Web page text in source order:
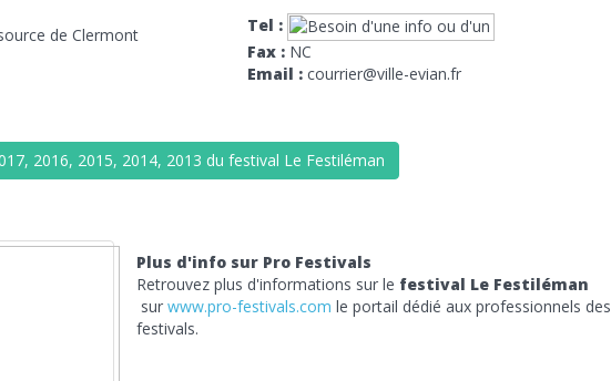
de Clermont
Tel :
Fax : NC
Email : courrier@ville-evian.fr
2016, 2015, 2014, 2013 du festival Le Festiléman
Plus d'info sur Pro Festivals
Retrouvez plus d'informations sur le festival Le Festiléman
sur www.pro-festivals.com le portail dédié aux professionnels des
festivals.